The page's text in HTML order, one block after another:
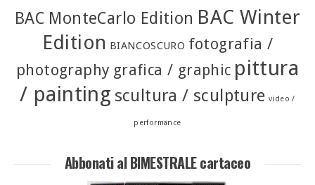
BAC MonteCarlo Edition BAC Winter
Edition BIANCOSCURO fotografia /
photography grafica / graphic pittura
/ painting scultura / sculpture video /
performance
Abbonati al BIMESTRALE cartaceo